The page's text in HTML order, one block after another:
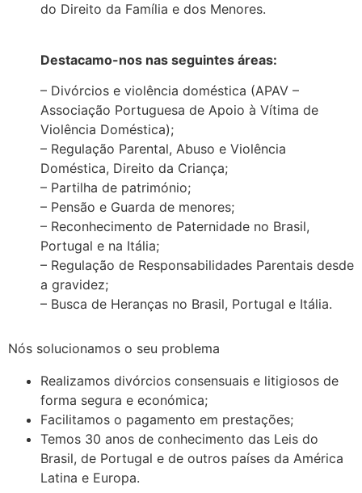
do Direito da Família e dos Menores.
Destacamo-nos nas seguintes áreas:
– Divórcios e violência doméstica (APAV –
Associação Portuguesa de Apoio à Vítima de
Violência Doméstica);
– Regulação Parental, Abuso e Violência
Doméstica, Direito da Criança;
– Partilha de património;
– Pensão e Guarda de menores;
– Reconhecimento de Paternidade no Brasil,
Portugal e na Itália;
– Regulação de Responsabilidades Parentais desde
a gravidez;
– Busca de Heranças no Brasil, Portugal e Itália.
Nós solucionamos o seu problema
Realizamos divórcios consensuais e litigiosos de
forma segura e económica;
Facilitamos o pagamento em prestações;
Temos 30 anos de conhecimento das Leis do
Brasil, de Portugal e de outros países da América
Latina e Europa.